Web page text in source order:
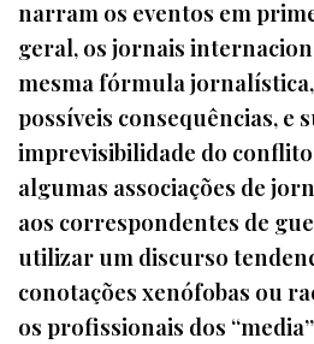
narram os eventos em
geral, os jornais
mesma fórmula
possíveis consequências, e
imprevisibilidade do
algumas associações de
aos correspondentes de
utilizar um discurso
conotações xenófobas ou
os profissionais dos